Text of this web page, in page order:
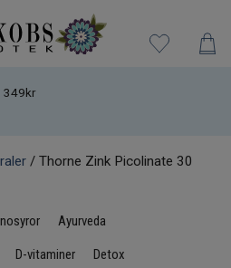
349kr
/ Thorne Zink Picolinate 30
Ayurveda
D-vitaminer Detox